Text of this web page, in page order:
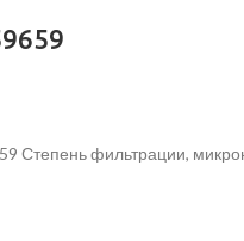
Степень фильтрации,